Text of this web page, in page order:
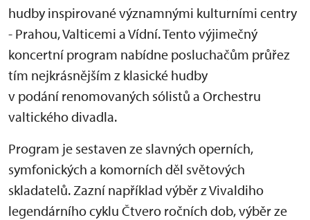
hudby inspirované významnými kulturními centry
- Prahou, Valticemi a Vídní. Tento výjimečný
koncertní program nabídne posluchačům průřez
tím nejkrásnějším z klasické hudby
v podání renomovaných sólistů a Orchestru
valtického divadla.
Program je sestaven ze slavných operních,
symfonických a komorních děl světových
skladatelů. Zazní například výběr z Vivaldiho
legendárního cyklu Čtvero ročních dob, výběr ze